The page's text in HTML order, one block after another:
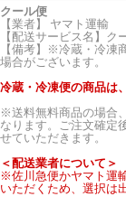
クール便
【業者】 ヤマト運輸
【配送サービス名】ク
【備考】※冷蔵・冷凍
場合がございます。
冷蔵・冷凍便の商品は
※送料無料商品の場合
なります。ご注文確定
せていただきます。
＜配送業者について＞
※佐川急便かヤマト運
いただくため、選択は